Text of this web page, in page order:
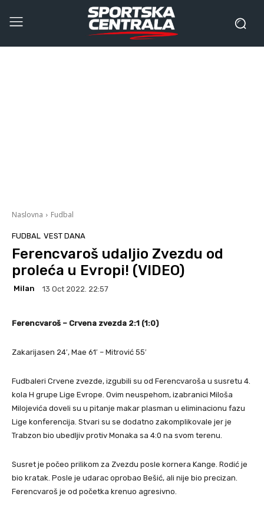
Naslovna Fudbal
FUDBAL VEST DANA
Ferencvaroš udaljio Zvezdu od
proleća u Evropi! (VIDEO)
Milan 13 Oct 2022. 22:57
Ferencvaroš – Crvena zvezda 2:1 (1:0)
Zakarijasen 24′, Mae 61′ – Mitrović 55′
Fudbaleri Crvene zvezde, izgubili su od Ferencvaroša u susretu 4.
kola H grupe Lige Evrope. Ovim neuspehom, izabranici Miloša
Milojevića doveli su u pitanje makar plasman u eliminacionu fazu
Lige konferencija. Stvari su se dodatno zakomplikovale jer je
Trabzon bio ubedljiv protiv Monaka sa 4:0 na svom terenu.
Susret je počeo prilikom za Zvezdu posle kornera Kange. Rodić je
bio kratak. Posle je udarac oprobao Bešić, ali nije bio precizan.
Ferencvaroš je od početka krenuo agresivno.